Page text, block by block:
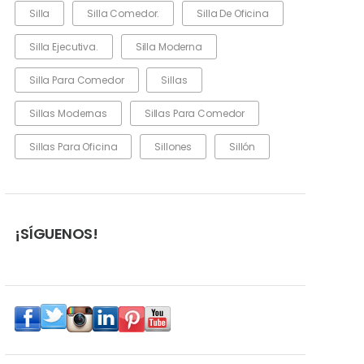
Silla Silla Comedor. Silla De Oficina
Silla Ejecutiva. Silla Moderna
Silla Para Comedor Sillas
Sillas Modernas Sillas Para Comedor
Sillas Para Oficina Sillones Sillón
¡SÍGUENOS!